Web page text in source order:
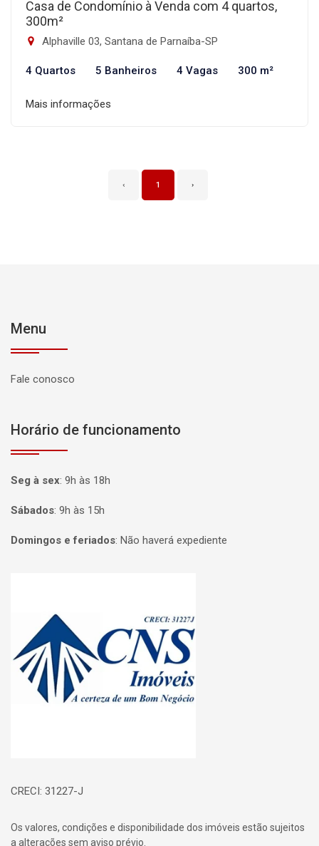
Casa de Condomínio à Venda com 4 quartos,
300m²
Alphaville 03, Santana de Parnaíba-SP
4 Quartos 5 Banheiros 4 Vagas 300 m²
Mais informações
‹ 1 ›
Menu
Fale conosco
Horário de funcionamento
Seg à sex: 9h às 18h
Sábados: 9h às 15h
Domingos e feriados: Não haverá expediente
CRECI: 31227-J
Os valores, condições e disponibilidade dos imóveis estão sujeitos
a alterações sem aviso prévio.